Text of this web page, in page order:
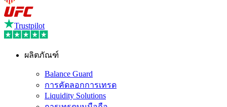
Trustpilot
ผลิตภัณฑ์
Balance Guard
การคัดลอกการเทรด
Liquidity Solutions